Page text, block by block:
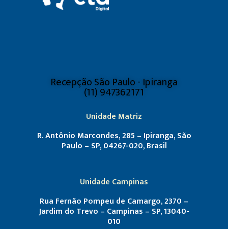
Recepção São Paulo - Ipiranga
(11) 947362171
Unidade Matriz
R. Antônio Marcondes, 285 – Ipiranga, São
Paulo – SP, 04267-020, Brasil
Unidade Campinas
Rua Fernão Pompeu de Camargo, 2370 –
Jardim do Trevo – Campinas – SP, 13040-
010